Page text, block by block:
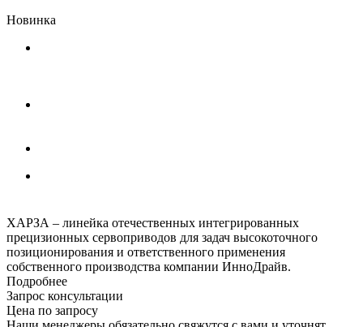
Новинка
ХАРЗА – линейка отечественных интегрированных
прецизионных сервоприводов для задач высокоточного
позиционирования и ответственного применения
собственного производства компании ИнноДрайв.
Подробнее
Запрос консультации
Цена по запросу